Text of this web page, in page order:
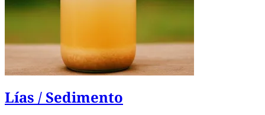
Lías / Sedimento